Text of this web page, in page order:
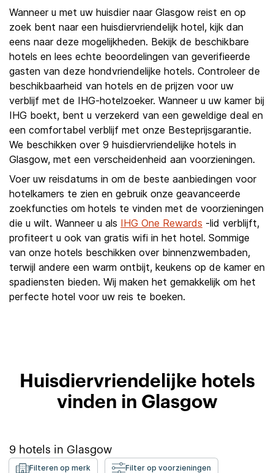
Wanneer u met uw huisdier naar Glasgow reist en op
zoek bent naar een huisdiervriendelijk hotel, kijk dan
eens naar deze mogelijkheden. Bekijk de beschikbare
hotels en lees echte beoordelingen van geverifieerde
gasten van deze hondvriendelijke hotels. Controleer de
beschikbaarheid van hotels en de prijzen voor uw
verblijf met de IHG-hotelzoeker. Wanneer u uw kamer bij
IHG boekt, bent u verzekerd van een geweldige deal en
een comfortabel verblijf met onze Besteprijsgarantie.
We beschikken over 9 huisdiervriendelijke hotels in
Glasgow, met een verscheidenheid aan voorzieningen.
Voer uw reisdatums in om de beste aanbiedingen voor
hotelkamers te zien en gebruik onze geavanceerde
zoekfuncties om hotels te vinden met de voorzieningen
die u wilt. Wanneer u als IHG One Rewards -lid verblijft,
profiteert u ook van gratis wifi in het hotel. Sommige
van onze hotels beschikken over binnenzwembaden,
terwijl andere een warm ontbijt, keukens op de kamer en
spadiensten bieden. Wij maken het gemakkelijk om het
perfecte hotel voor uw reis te boeken.
Huisdiervriendelijke hotels
vinden in Glasgow
9 hotels in Glasgow
Filteren op merk Filter op voorzieningen